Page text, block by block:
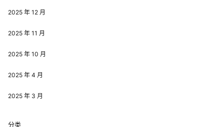
2025 年 12 月
2025 年 11 月
2025 年 10 月
2025 年 4 月
2025 年 3 月
分类